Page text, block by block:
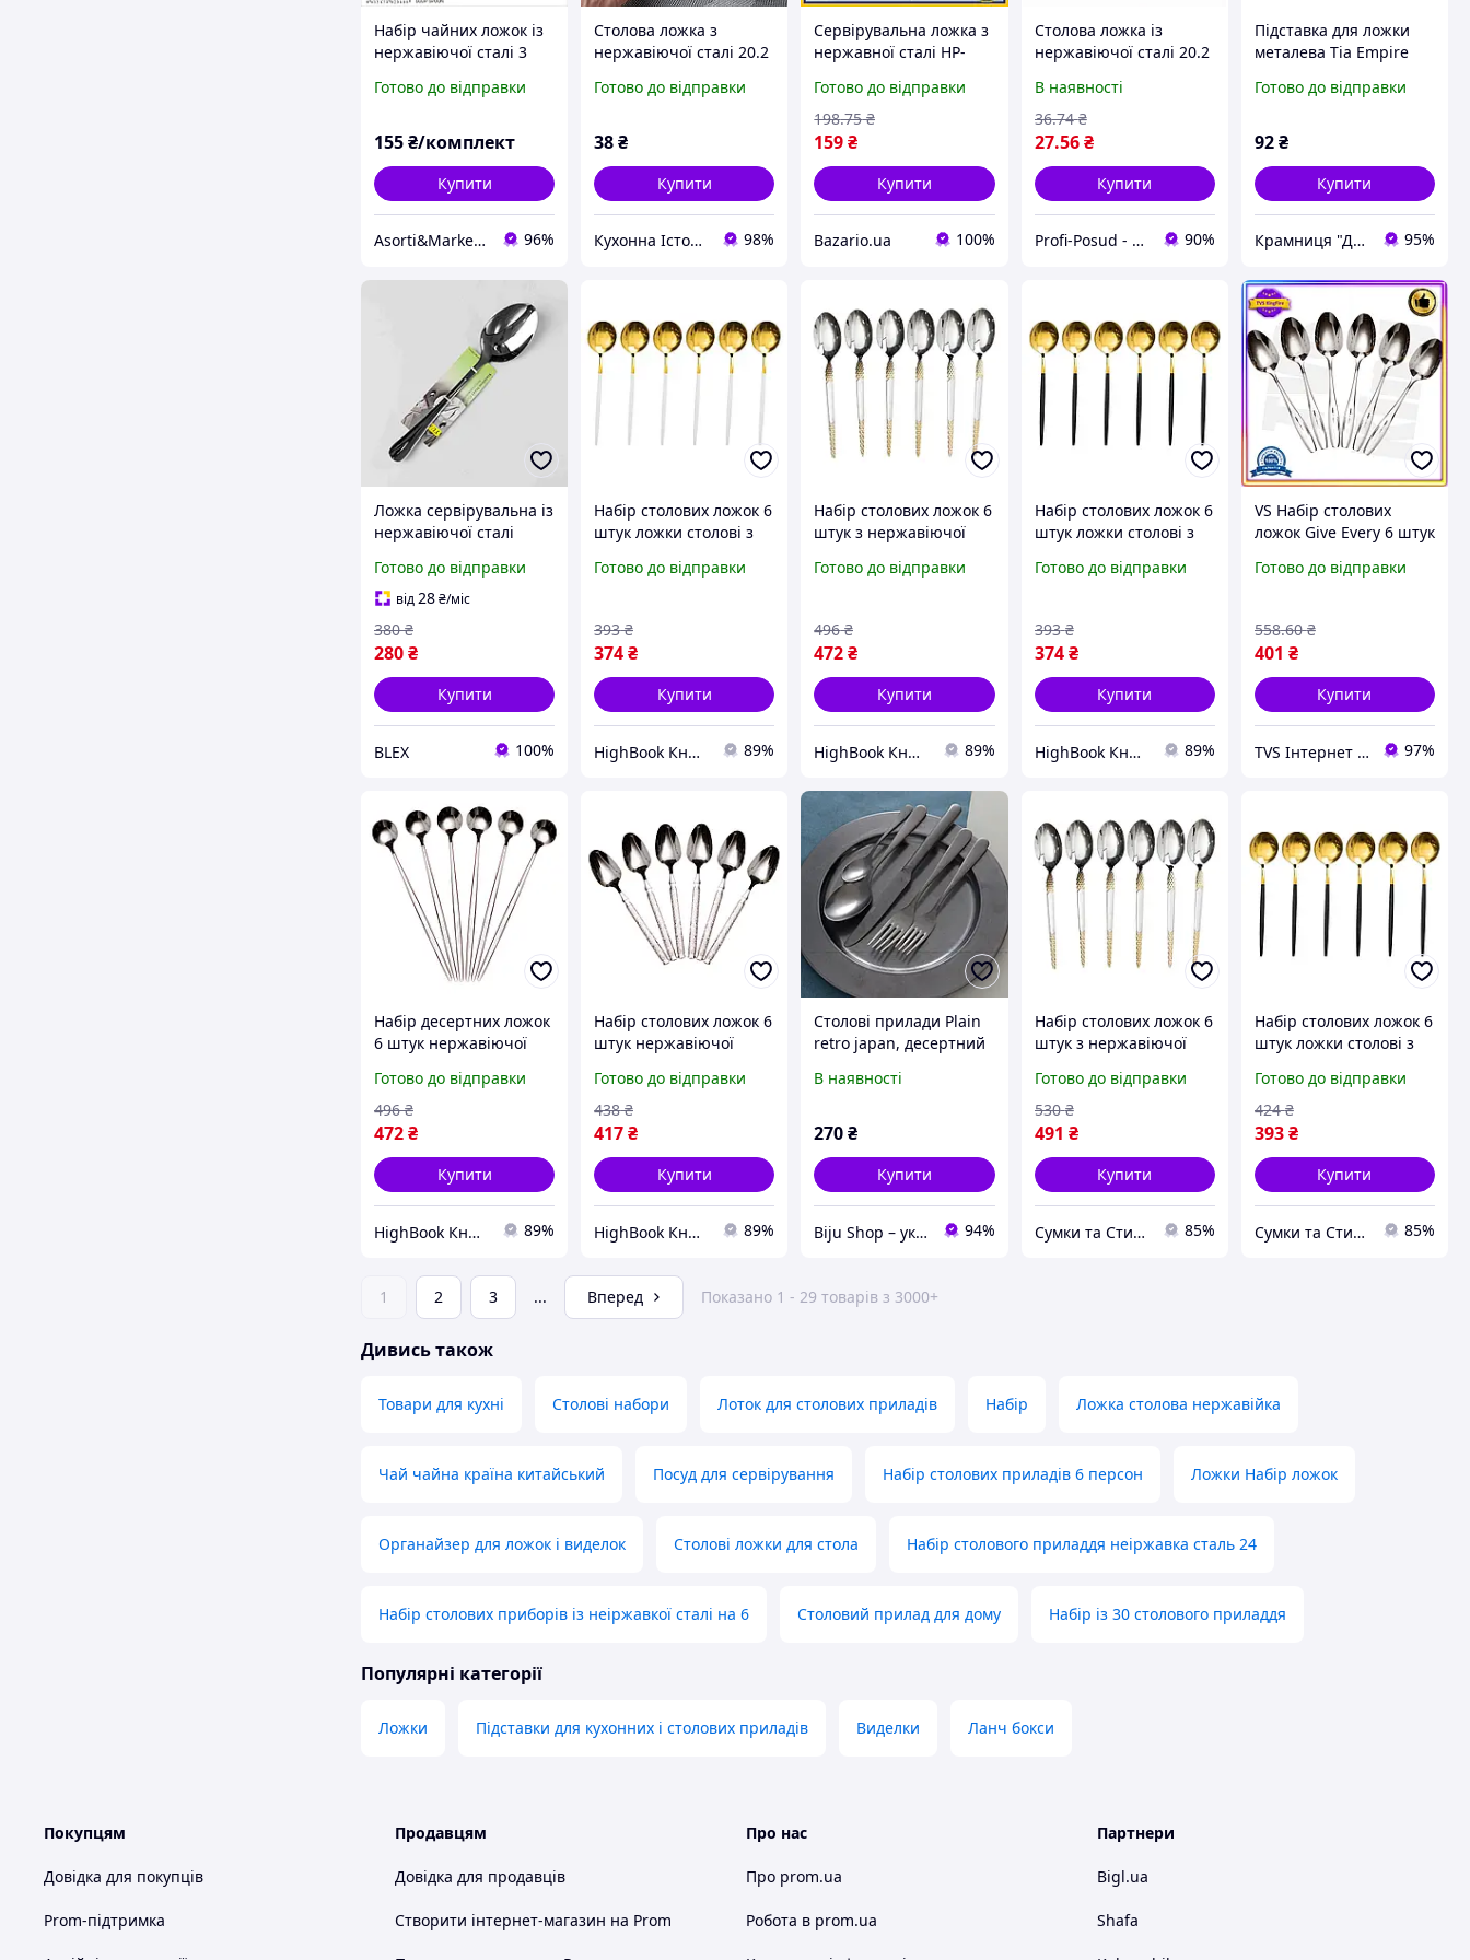
Набір чайних ложок із
нержавіючої сталі 3
столові прилади.
Готово до відправки
155₴/комплект
Купити
Asorti&Market Товари для дома-родини 96%
Столова ложка з
нержавіючої сталі 20.2
прилади.
Готово до відправки
38₴
Купити
Кухонна Історія - товари для кухні та дому 98%
Сервірувальна ложка з
нержавної сталі HP-
дзеркальне
полірування кухонний
аксесуар столовий
прилад сріблястий
Готово до відправки
159₴
198.75 ₴
Купити
Bazario.ua 100%
Столова ложка із
нержавіючої сталі 20.2
прилади. BC-2/01
В наявності
27.56 ₴
36.74 ₴
Купити
Profi-Posud - посуд для вашої оселі 90%
Підставка для ложки
металева Тіа Empire
Готово до відправки
92₴
Купити
Крамниця "Доброго одесита" 95%
Ложка сервірувальна із
нержавіючої сталі
прилад сервіровка
посуд кухонний
аксесуар HP-16978-20
Готово до відправки
від28₴/міс
280₴
380 ₴
Купити
BLEX 100%
Набір столових ложок 6
штук ложки столові з
Білий із золотом HP-20-
DC
Готово до відправки
374₴
393 ₴
Купити
HighBook Книжкова крамниця 89%
Набір столових ложок 6
штук з нержавіючої
см Срібло золотом HP-
Готово до відправки
472₴
496 ₴
Купити
HighBook Книжкова крамниця 89%
Набір столових ложок 6
штук ложки столові з
Чорний золотом HP-20-
DC
Готово до відправки
374 ₴
393 ₴
Купити
HighBook Книжкова крамниця 89%
VS Набір столових
ложок Give Every 6 штук
см сріблясті прилади
ложки столу 32T8_V1
Готово до відправки
401 ₴
558.60 ₴
Купити
TVS Інтернет магазин 97%
Набір десертних ложок
6 штук нержавіючої
HP-8-32 Столовые
приборы DC
Готово до відправки
472₴
496 ₴
Купити
HighBook Книжкова крамниця 89%
Набір столових ложок 6
штук нержавіючої
HP-8-22 Столовые
приборы DC
Готово до відправки
417₴
438 ₴
Купити
HighBook Книжкова крамниця 89%
Столові прилади Plain
retro japan, десертний
ложка чайна та ін.
В наявності
270₴
Купити
Biju Shop – украшения, йога-аксессуары 94%
Набір столових ложок 6
штук з нержавіючої
см Срібло золотом HP-
20-37 Столовые пр 17
Готово до відправки
491 ₴
530 ₴
Купити
Сумки та Стиль 85%
Набір столових ложок 6
штук ложки столові з
Чорний золотом HP-20-
3 Столовые приборы
17
Готово до відправки
393₴
424 ₴
Купити
Сумки та Стиль 85%
1 2 3 ... Вперед Показано 1 - 29 товарів з 3000+
Дивись також
Товари для кухні Столові набори Лоток для столових приладів Набір Ложка столова нержавійка
Чай чайна країна китайський Посуд для сервірування Набір столових приладів 6 персон Ложки Набір ложок
Органайзер для ложок і виделок Столові ложки для стола Набір столового приладдя неіржавка сталь 24
Набір столових приборів із неіржавкої сталі на 6 Столовий прилад для дому Набір із 30 столового приладдя
Популярні категорії
Ложки Підставки для кухонних і столових приладів Виделки Ланч бокси
Покупцям
Довідка для покупців
Prom-підтримка
Продавцям
Довідка для продавців
Створити інтернет-магазин на Prom
Про нас
Про prom.ua
Робота в prom.ua
Партнери
Bigl.ua
Shafa